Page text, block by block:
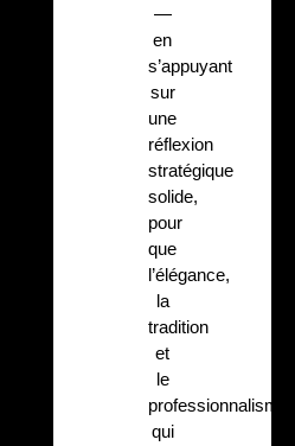
—
en
s’appuyant
sur
une
réflexion
stratégique
solide,
pour
que
l’élégance,
la
tradition
et
le
professionnalisme
qui